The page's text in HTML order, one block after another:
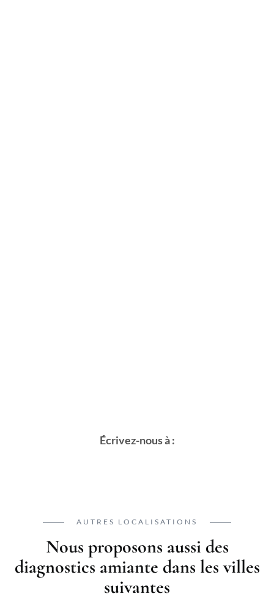
Écrivez-nous à :
AUTRES LOCALISATIONS
Nous proposons aussi des
diagnostics amiante dans les villes
suivantes